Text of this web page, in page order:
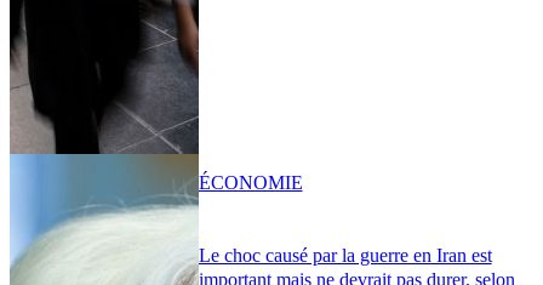
Le choc causé par la guerre en Iran est
important mais ne devrait pas durer, selon
ÉCONOMIE